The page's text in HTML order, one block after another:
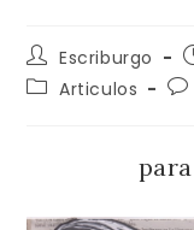
Autor
de
la
Escriburgo
la
Categoría
Articulos